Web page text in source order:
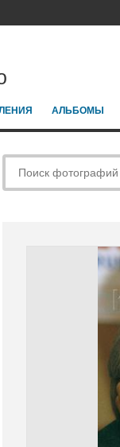
АЛЬБОМЫ